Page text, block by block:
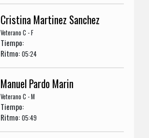
Cristina Martinez Sanchez
Veterano C - F
Tiempo:
Ritmo:05:24
Manuel Pardo Marin
Veterano C - M
Tiempo:
Ritmo:05:49